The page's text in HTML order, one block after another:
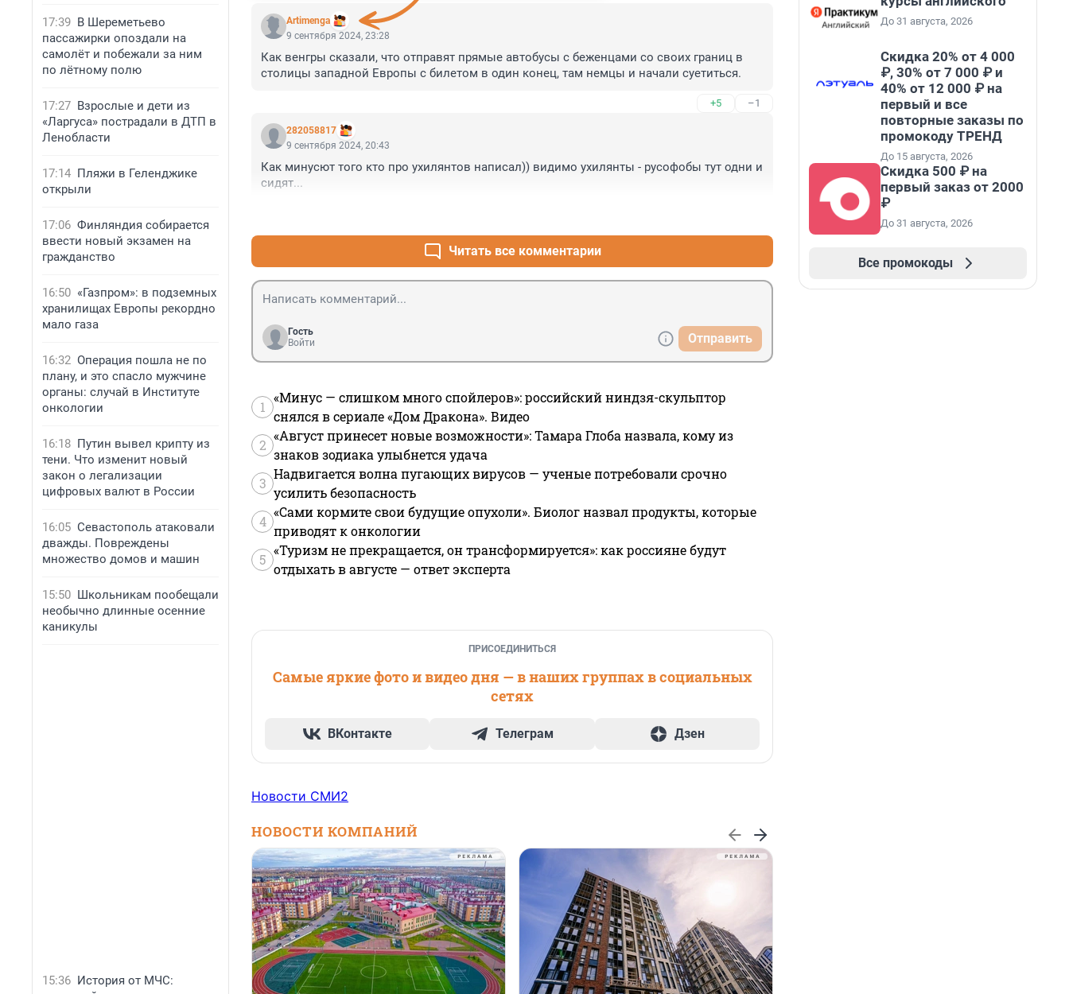
17:39 В Шереметьево
пассажирки опоздали на
самолёт и побежали за ним
по лётному полю
17:27 Взрослые и дети из
«Ларгуса» пострадали в ДТП в
Ленобласти
17:14 Пляжи в Геленджике
открыли
17:06 Финляндия собирается
ввести новый экзамен на
гражданство
16:50 «Газпром»: в подземных
хранилищах Европы рекордно
мало газа
16:32 Операция пошла не по
плану, и это спасло мужчине
органы: случай в Институте
онкологии
16:18 Путин вывел крипту из
тени. Что изменит новый
закон о легализации
цифровых валют в России
16:05 Севастополь атаковали
дважды. Повреждены
множество домов и машин
15:50 Школьникам пообещали
необычно длинные осенние
каникулы
15:36 История от МЧС:
Artimenga
9 сентября 2024, 23:28
Как венгры сказали, что отправят прямые автобусы с беженцами со своих границ в
столицы западной Европы с билетом в один конец, там немцы и начали суетиться.
+5 –1
282058817
9 сентября 2024, 20:43
Как минусют того кто про ухилянтов написал)) видимо ухилянты - русофобы тут одни и
сидят...
Читать все комментарии
Гость
Войти
Отправить
1
«Минус — слишком много спойлеров»: российский ниндзя-скульптор
снялся в сериале «Дом Дракона». Видео
2
«Август принесет новые возможности»: Тамара Глоба назвала, кому из
знаков зодиака улыбнется удача
3
Надвигается волна пугающих вирусов — ученые потребовали срочно
усилить безопасность
4
«Сами кормите свои будущие опухоли». Биолог назвал продукты, которые
приводят к онкологии
5
«Туризм не прекращается, он трансформируется»: как россияне будут
отдыхать в августе — ответ эксперта
ПРИСОЕДИНИТЬСЯ
Самые яркие фото и видео дня — в наших группах в социальных
сетях
ВКонтакте Телеграм Дзен
Новости СМИ2
НОВОСТИ КОМПАНИЙ
До 31 августа, 2026
Скидка 20% от 4 000
₽, 30% от 7 000 ₽ и
40% от 12 000 ₽ на
первый и все
повторные заказы по
промокоду ТРЕНД
До 15 августа, 2026
Скидка 500 ₽ на
первый заказ от 2000
₽
До 31 августа, 2026
Все промокоды